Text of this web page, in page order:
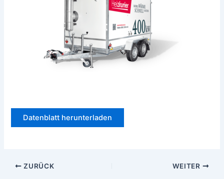
Datenblatt herunterladen
ZURÜCK WEITER